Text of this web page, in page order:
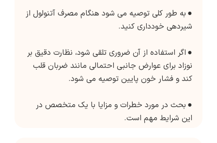
● به طور کلی توصیه می شود هنگام مصرف آتنولول از
شیردهی خودداری کنید.
● اگر استفاده از آن ضروری تلقی شود، نظارت دقیق بر
نوزاد برای عوارض جانبی احتمالی مانند ضربان قلب
کند و فشار خون پایین توصیه می شود.
● بحث در مورد خطرات و مزایا با یک متخصص در
این شرایط مهم است.